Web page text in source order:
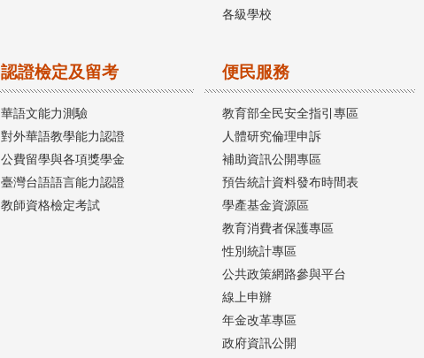
各級學校
認證檢定及留考
華語文能力測驗
對外華語教學能力認證
公費留學與各項獎學金
臺灣台語語言能力認證
教師資格檢定考試
便民服務
教育部全民安全指引專區
人體研究倫理申訴
補助資訊公開專區
預告統計資料發布時間表
學產基金資源區
教育消費者保護專區
性別統計專區
公共政策網路參與平台
線上申辦
年金改革專區
政府資訊公開